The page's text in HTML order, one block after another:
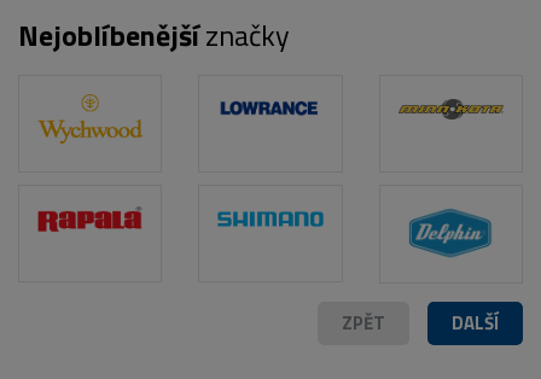
POPIS PRODUKTU
Nejoblíbenějšíznačky
DALŠÍ
ZPĚT